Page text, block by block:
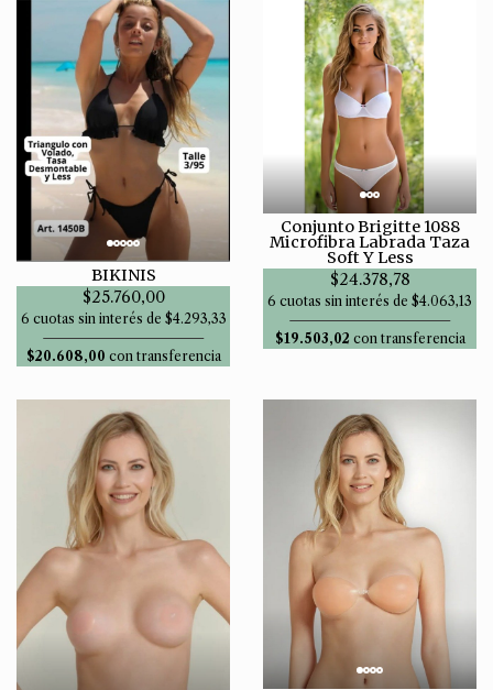
BIKINIS
$25.760,00
6 cuotas sin interés de $4.293,33
$20.608,00 con transferencia
Conjunto Brigitte 1088
Microfibra Labrada Taza
Soft Y Less
$24.378,78
6 cuotas sin interés de $4.063,13
$19.503,02 con transferencia